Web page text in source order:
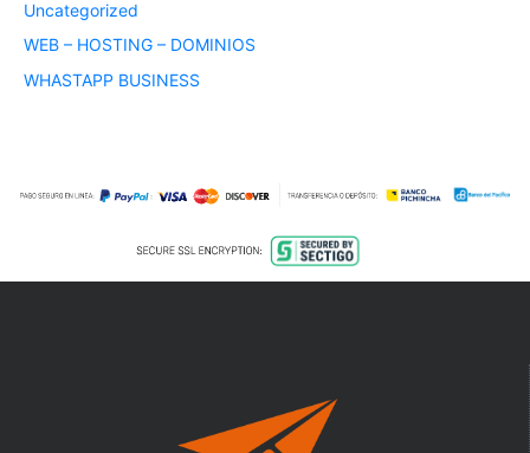
Uncategorized
WEB – HOSTING – DOMINIOS
WHASTAPP BUSINESS